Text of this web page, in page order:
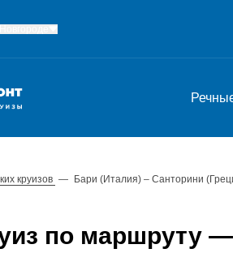
круизов — Бари (Италия) – Санторини
по маршруту